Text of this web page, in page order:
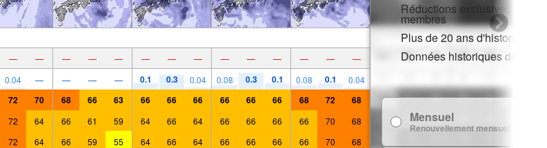
— — — — — — — — — — — — — —
0.04 — — — — 0.1 0.3 0.04 0.08 0.3 0.1 0.08 0.1 0.04
72 70 68 66 63 66 66 66 66 66 66 68 72 68
72 64 66 61 59 64 66 64 66 66 66 66 70 68
72 64 66 59 55 64 66 64 66 66 66 66 70 68
Réductions exclusives pour
membres
Plus de 20 ans d'historique
Données historiques de neige
Mensuel
Renouvellement mensuel